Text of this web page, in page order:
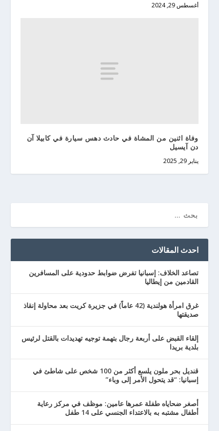
أغسطس 29, 2024
وفاة اثنين من المشاة في حادث دهس سيارة في كابيلا آن
دن آيسيل
يناير 29, 2025
احدث المقالات
تصاعد الخلاف: إسبانيا تفرض ضوابط حدودية على المسافرين
القادمين من إيطاليا
غرق امرأة هولندية (42 عاماً) في جزيرة كريت بعد محاولة إنقاذ
صديقتها
إلقاء القبض على أربعة رجال بتهمة توجيه تهديدات بالقتل لرئيس
بلدية بريدا
قنديل بحر ملون يلسع أكثر من 100 شخص على شاطئ في
إسبانيا: “قد يتحول الأمر إلى وباء”
أصغر ضحاياه طفلة عمرها عامين: موظف في مركز رعاية
أطفال مشتبه به بالاعتداء الجنسي على 14 طفل